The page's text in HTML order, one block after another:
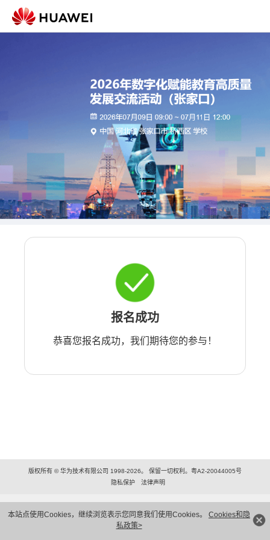
本站点使用Cookies，继续浏览表示您同意我们使用Cookies。 Cookies和隐
私政策>
报名成功
恭喜您报名成功，我们期待您的参与！
版权所有 © 华为技术有限公司 1998-2026。 保留一切权利。粤A2-20044005号
隐私保护
法律声明